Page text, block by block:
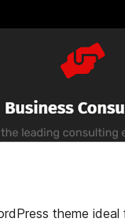
theme